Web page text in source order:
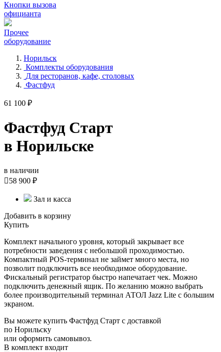
Кнопки вызова
официанта
Прочее
оборудование
Норильск
Комплекты оборудования
Для ресторанов, кафе, столовых
Фастфуд
61 100 ₽
Фастфуд Старт
в Норильске
в наличии
58 900 ₽
Зал и касса
Добавить в корзину
Купить
Комплект начального уровня, который закрывает все
потребности заведения с небольшой проходимостью.
Компактный POS-терминал не займет много места, но
позволит подключить все необходимое оборудование.
Фискальный регистратор быстро напечатает чек. Можно
подключить денежный ящик. По желанию можно выбрать
более производительный терминал АТОЛ Jazz Lite с большим
экраном.
Вы можете купить Фастфуд Старт с доставкой
по Норильску
или оформить самовывоз.
В комплект входит